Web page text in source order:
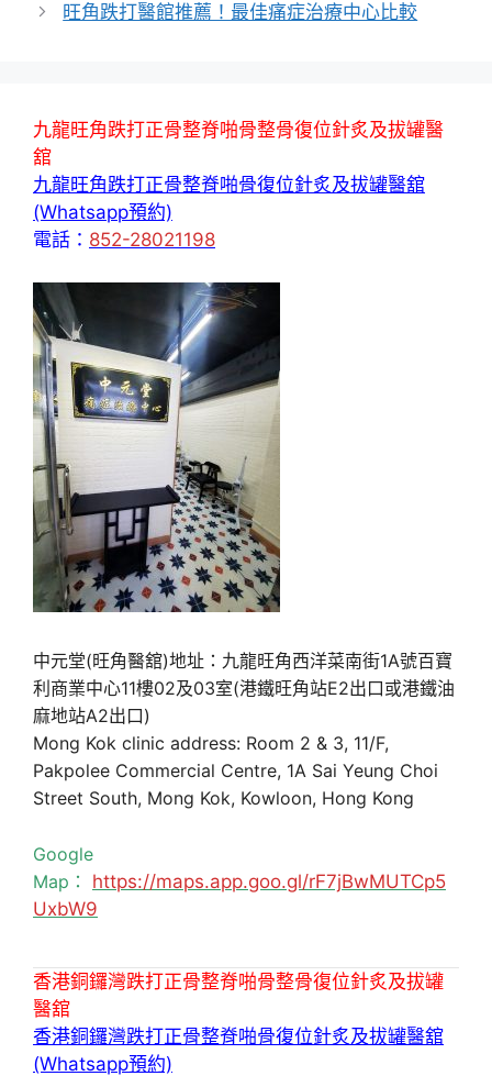
旺角跌打醫館推薦！最佳痛症治療中心比較
九龍旺角跌打正骨整脊啪骨整骨復位針炙及拔罐醫
舘
九龍旺角跌打正骨整脊啪骨復位針炙及拔罐醫舘
(Whatsapp預約)
電話： 852-28021198
中元堂(旺角醫舘)地址：九龍旺角西洋菜南街1A號百寶
利商業中心11樓02及03室(港鐵旺角站E2出口或港鐵油
麻地站A2出口)
Mong Kok clinic address: Room 2 & 3, 11/F,
Pakpolee Commercial Centre, 1A Sai Yeung Choi
Street South, Mong Kok, Kowloon, Hong Kong
Google
Map： https://maps.app.goo.gl/rF7jBwMUTCp5
UxbW9
香港銅鑼灣跌打正骨整脊啪骨整骨復位針炙及拔罐
醫舘
香港銅鑼灣跌打正骨整脊啪骨復位針炙及拔罐醫舘
(Whatsapp預約)